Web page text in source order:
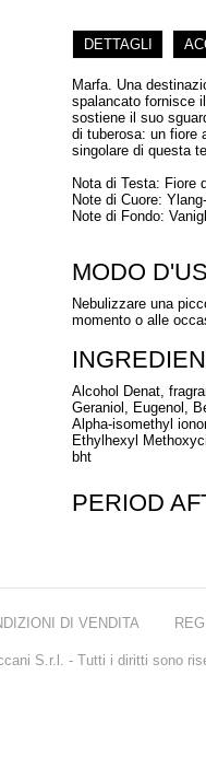
DETTAGLI
Marfa. Una
spalancato fornisce
sostiene il suo
di tuberosa: un fiore
singolare di questa
Nota di Testa: Fiore
Note di Cuore:
Note di Fondo:
MODO
Nebulizzare una
momento o alle
Alcohol Denat,
Geraniol, Eugenol,
Alpha-isomethyl
Ethylhexyl
bht
PERIOD
DI VENDITA
S.r.l. - Tutti i diritti sono